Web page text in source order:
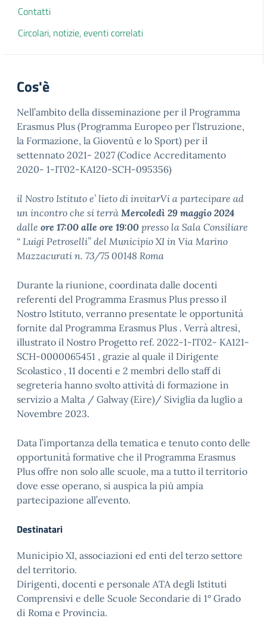
Contatti
Circolari, notizie, eventi correlati
Cos'è
Nell’ambito della disseminazione per il Programma
Erasmus Plus (Programma Europeo per l’Istruzione,
la Formazione, la Gioventù e lo Sport) per il
settennato 2021- 2027 (Codice Accreditamento
2020- 1-IT02-KA120-SCH-095356)
il Nostro Istituto e’ lieto di invitarVi a partecipare ad
un incontro che si terrà Mercoledì 29 maggio 2024
dalle ore 17:00 alle ore 19:00 presso la Sala Consiliare
“ Luigi Petroselli” del Municipio XI in Via Marino
Mazzacurati n. 73/75 00148 Roma
Durante la riunione, coordinata dalle docenti
referenti del Programma Erasmus Plus presso il
Nostro Istituto, verranno presentate le opportunità
fornite dal Programma Erasmus Plus . Verrà altresì,
illustrato il Nostro Progetto ref. 2022-1-IT02- KA121-
SCH-0000065451 , grazie al quale il Dirigente
Scolastico , 11 docenti e 2 membri dello staff di
segreteria hanno svolto attività di formazione in
servizio a Malta / Galway (Eire)/ Siviglia da luglio a
Novembre 2023.
Data l’importanza della tematica e tenuto conto delle
opportunità formative che il Programma Erasmus
Plus offre non solo alle scuole, ma a tutto il territorio
dove esse operano, si auspica la più ampia
partecipazione all’evento.
Destinatari
Municipio XI, associazioni ed enti del terzo settore
del territorio.
Dirigenti, docenti e personale ATA degli Istituti
Comprensivi e delle Scuole Secondarie di 1° Grado
di Roma e Provincia.